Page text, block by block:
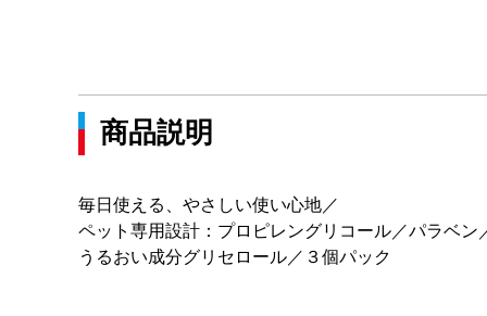
商品説明
毎日使える、やさしい使い心地／
ペット専用設計：プロピレングリコール／パラベ
うるおい成分グリセロール／３個パック